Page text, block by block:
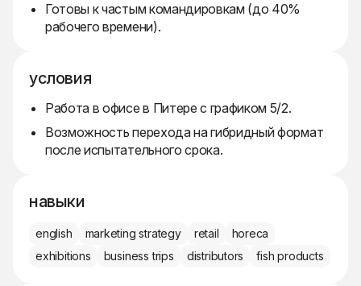
Готовы к частым командировкам (до 40%
рабочего времени).
условия
Работа в офисе в Питере с графиком 5/2.
Возможность перехода на гибридный формат
после испытательного срока.
навыки
english marketing strategy retail
horeca
exhibitions
business trips distributors fish products